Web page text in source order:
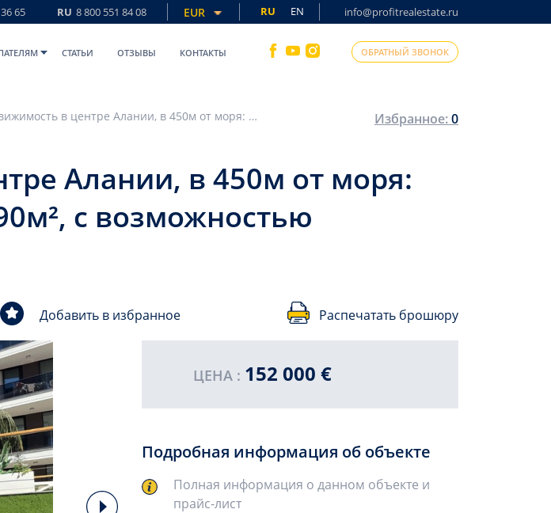
65 RU 8 800 551 84 08 EUR RU EN info@profitrealestate.ru
СТАТЬИ ОТЗЫВЫ КОНТАКТЫ ОБРАТНЫЙ ЗВОНОК
Элитная недвижимость в центре Алании, в 450м от моря: стильные апартаменты 2+1, 90м², с возможностью краткосрочной аренды Избранное:0
Алании, в 450м от моря:
с возможностью
Добавить в избранное Распечатать брошюру
ЦЕНА : 152 000 €
Подробная информация об объекте
Полная информация о данном объекте и
прайс-лист